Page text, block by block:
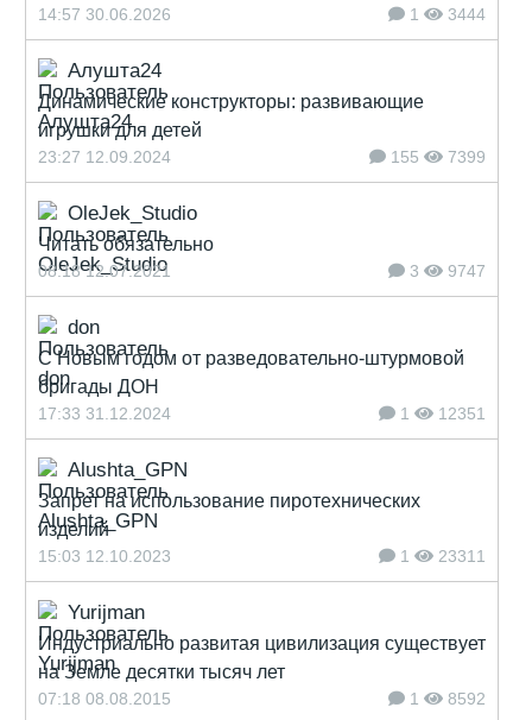
14:57 30.06.2026 1 3444
Алушта24
Динамические конструкторы: развивающие
игрушки для детей
23:27 12.09.2024 155 7399
OleJek_Studio
Читать обязательно
08:18 12.07.2021 3 9747
don
С Новым годом от разведовательно-штурмовой
бригады ДОН
17:33 31.12.2024 1 12351
Alushta_GPN
Запрет на использование пиротехнических
изделий
15:03 12.10.2023 1 23311
Yurijman
Индустриально развитая цивилизация существует
на Земле десятки тысяч лет
07:18 08.08.2015 1 8592